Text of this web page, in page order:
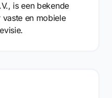
is een bekende
en mobiele